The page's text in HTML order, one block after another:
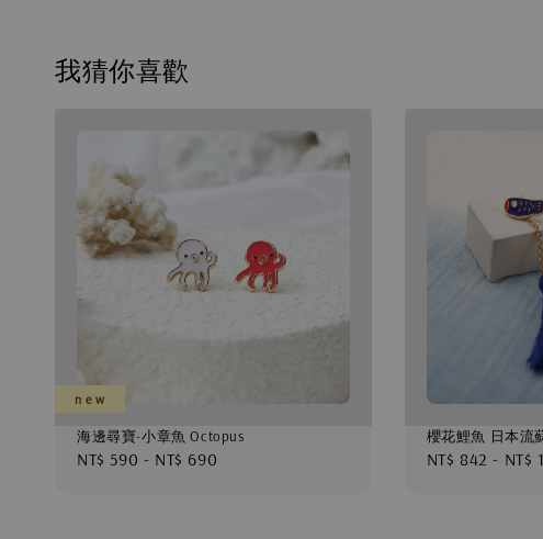
我猜你喜歡
n e w
海邊尋寶-小章魚 Octopus
Regular
NT$ 590 - NT$ 690
櫻花鯉魚 日本流
Regular
NT$ 842 - NT$